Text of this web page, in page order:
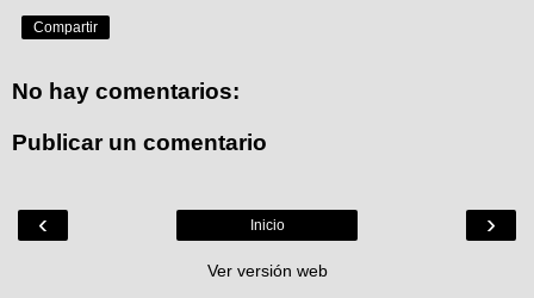
Compartir
No hay comentarios:
Publicar un comentario
‹ ›
Inicio
Ver versión web